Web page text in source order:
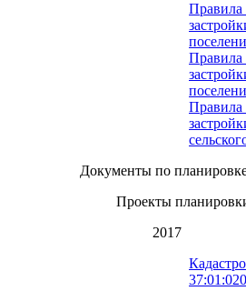
Правила
Правила
Правила
Документы по
Проекты
2017